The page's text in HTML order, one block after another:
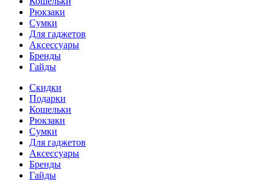
Рюкзаки
Сумки
Для гаджетов
Аксессуары
Бренды
Гайды
Скидки
Подарки
Кошельки
Рюкзаки
Сумки
Для гаджетов
Аксессуары
Бренды
Гайды